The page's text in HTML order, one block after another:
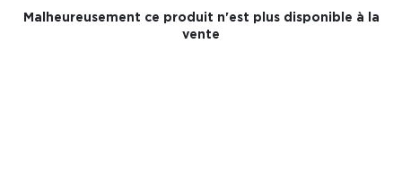
Malheureusement ce produit n'est plus disponible à la
vente